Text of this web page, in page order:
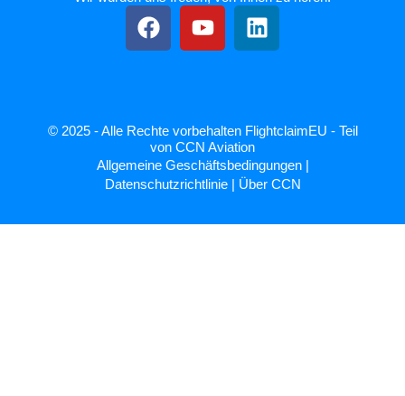
© 2025 - Alle Rechte vorbehalten FlightclaimEU - Teil
von CCN Aviation
Allgemeine Geschäftsbedingungen|
Datenschutzrichtlinie| Über CCN